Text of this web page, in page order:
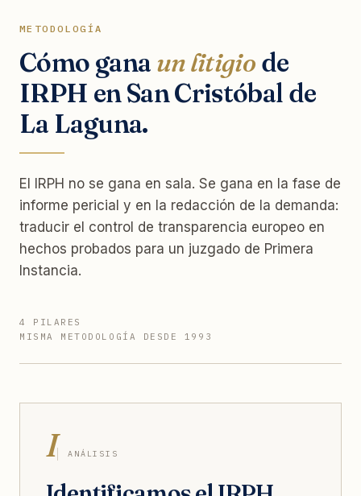
METODOLOGÍA
Cómo gana un litigio de
IRPH en San Cristóbal de
La Laguna.
El IRPH no se gana en sala. Se gana en la fase de
informe pericial y en la redacción de la demanda:
traducir el control de transparencia europeo en
hechos probados para un juzgado de Primera
Instancia.
4 PILARES
MISMA METODOLOGÍA DESDE 1993
I ANÁLISIS